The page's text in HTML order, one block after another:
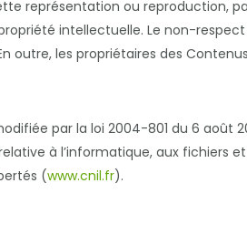
représentation ou
intellectuelle. Le non-
outre, les propriétaires des
par la loi 2004-801 du 6 août
à l’informatique, aux fichiers
(www.cnil.fr).